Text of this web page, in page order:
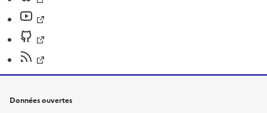
Données ouvertes